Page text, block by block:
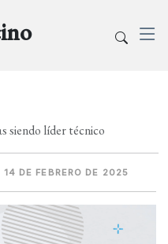
siendo líder técnico
DE FEBRERO DE 2025